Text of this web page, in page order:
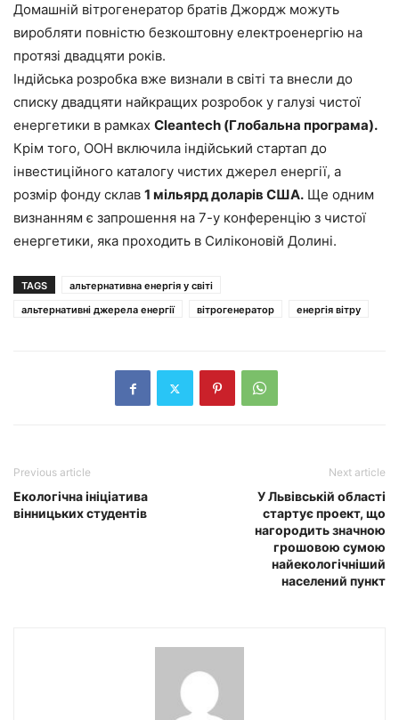
Домашній вітрогенератор братів Джордж можуть
виробляти повністю безкоштовну електроенергію на
протязі двадцяти років.
Індійська розробка вже визнали в світі та внесли до
списку двадцяти найкращих розробок у галузі чистої
енергетики в рамках Cleantech (Глобальна програма).
Крім того, ООН включила індійський стартап до
інвестиційного каталогу чистих джерел енергії, а
розмір фонду склав 1 мільярд доларів США. Ще одним
визнанням є запрошення на 7-у конференцію з чистої
енергетики, яка проходить в Силіконовій Долині.
TAGS
альтернативна енергія у світі
альтернативні джерела енергії
вітрогенератор енергія вітру
Previous article
Екологічна ініціатива
вінницьких студентів
Next article
У Львівській області
стартує проект, що
нагородить значною
грошовою сумою
найекологічніший
населений пункт